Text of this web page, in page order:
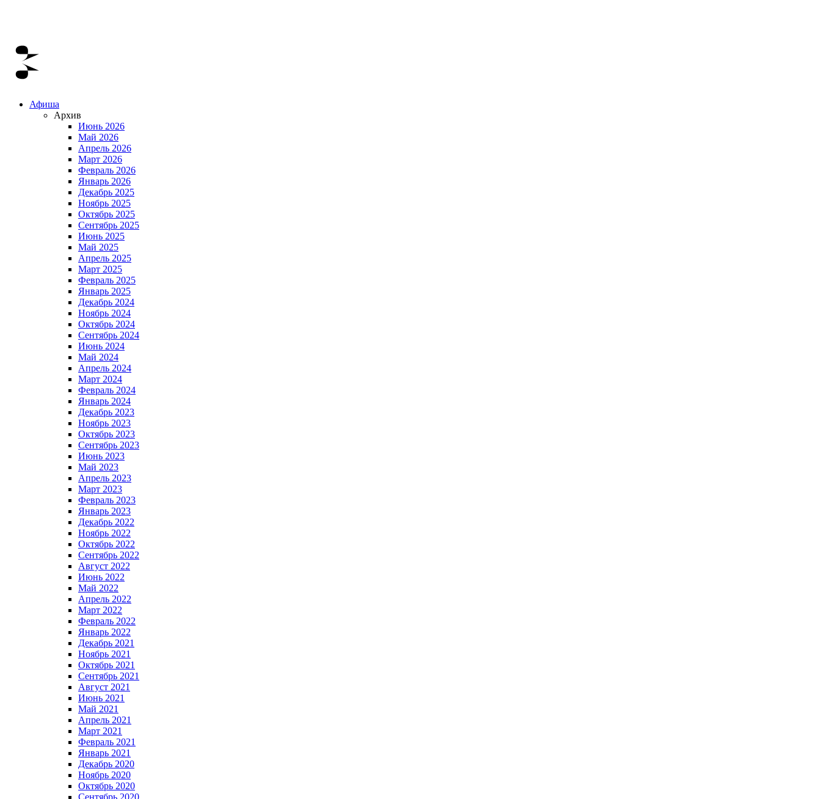
Афиша
Архив
Июнь 2026
Май 2026
Апрель 2026
Март 2026
Февраль 2026
Январь 2026
Декабрь 2025
Ноябрь 2025
Октябрь 2025
Сентябрь 2025
Июнь 2025
Май 2025
Апрель 2025
Март 2025
Февраль 2025
Январь 2025
Декабрь 2024
Ноябрь 2024
Октябрь 2024
Сентябрь 2024
Июнь 2024
Май 2024
Апрель 2024
Март 2024
Февраль 2024
Январь 2024
Декабрь 2023
Ноябрь 2023
Октябрь 2023
Сентябрь 2023
Июнь 2023
Май 2023
Апрель 2023
Март 2023
Февраль 2023
Январь 2023
Декабрь 2022
Ноябрь 2022
Октябрь 2022
Сентябрь 2022
Август 2022
Июнь 2022
Май 2022
Апрель 2022
Март 2022
Февраль 2022
Январь 2022
Декабрь 2021
Ноябрь 2021
Октябрь 2021
Сентябрь 2021
Август 2021
Июнь 2021
Май 2021
Апрель 2021
Март 2021
Февраль 2021
Январь 2021
Декабрь 2020
Ноябрь 2020
Октябрь 2020
Сентябрь 2020